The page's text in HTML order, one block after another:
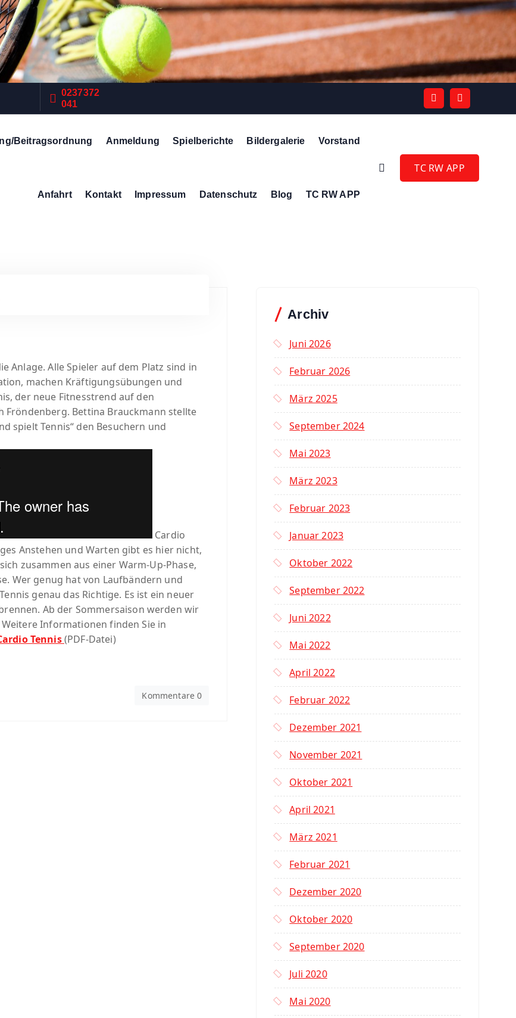
0237372
041
Beitragsordnung Anmeldung Spielberichte Bildergalerie Vorstand
Anfahrt Kontakt Impressum Datenschutz Blog TC RW APP
TC RW APP
Anlage. Alle Spieler auf dem Platz sind in
machen Kräftigungsübungen und
der neue Fitnesstrend auf den
Fröndenberg. Bettina Brauckmann stellte
spielt Tennis“ den Besuchern und
Cardio
Anstehen und Warten gibt es hier nicht,
zusammen aus einer Warm-Up-Phase,
Wer genug hat von Laufbändern und
genau das Richtige. Es ist ein neuer
Ab der Sommersaison werden wir
Informationen finden Sie in
Tennis(PDF-Datei)
Kommentare 0
Archiv
Juni 2026
Februar 2026
März 2025
September 2024
Mai 2023
März 2023
Februar 2023
Januar 2023
Oktober 2022
September 2022
Juni 2022
Mai 2022
April 2022
Februar 2022
Dezember 2021
November 2021
Oktober 2021
April 2021
März 2021
Februar 2021
Dezember 2020
Oktober 2020
September 2020
Juli 2020
Mai 2020